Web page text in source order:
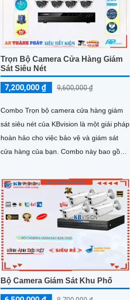
Trọn Bộ Camera Cửa Hàng Giám
Sát Siêu Nét
7,200,000 ₫ 9,600,000 ₫
Combo Trọn bộ camera cửa hàng giám
sát siêu nét của KBvision là một giải pháp
hoàn hảo cho việc bảo vệ và giám sát
cửa hàng của bạn. Combo này bao gồm
Bộ Camera Giám Sát Khu Phố